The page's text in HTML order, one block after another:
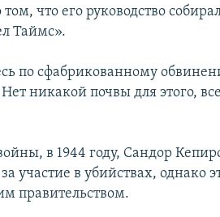
что его руководство
Таймс».
по сфабрикованному
никакой почвы для этого,
в 1944 году, Сандор
участие в убийствах, однако
правительством.